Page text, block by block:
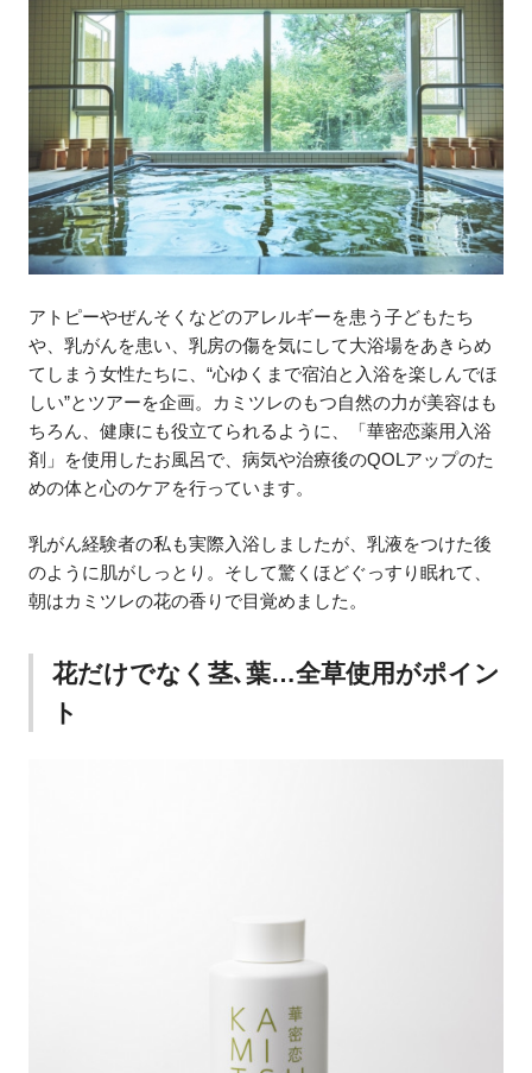
アトピーやぜんそくなどのアレルギーを患う子どもたち
や、乳がんを患い、乳房の傷を気にして大浴場をあきらめ
てしまう女性たちに、“心ゆくまで宿泊と入浴を楽しんでほ
しい”とツアーを企画。カミツレのもつ自然の力が美容はも
ちろん、健康にも役立てられるように、「華密恋薬用入浴
剤」を使用したお風呂で、病気や治療後のQOLアップのた
めの体と心のケアを行っています。
乳がん経験者の私も実際入浴しましたが、乳液をつけた後
のように肌がしっとり。そして驚くほどぐっすり眠れて、
朝はカミツレの花の香りで目覚めました。
花だけでなく茎､葉…全草使用がポイン
ト